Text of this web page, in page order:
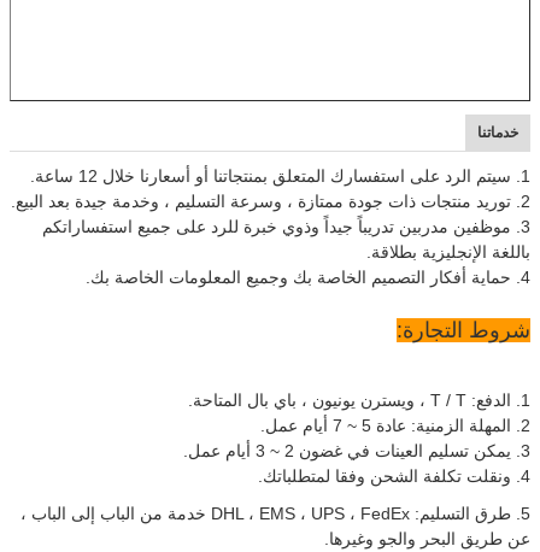
خدماتنا
1. سيتم الرد على استفسارك المتعلق بمنتجاتنا أو أسعارنا خلال 12 ساعة.
2. توريد منتجات ذات جودة ممتازة ، وسرعة التسليم ، وخدمة جيدة بعد البيع.
3. موظفين مدربين تدريباً جيداً وذوي خبرة للرد على جميع استفساراتكم
باللغة الإنجليزية بطلاقة.
4. حماية أفكار التصميم الخاصة بك وجميع المعلومات الخاصة بك.
شروط التجارة:
1. الدفع: T / T ، ويسترن يونيون ، باي بال المتاحة.
2. المهلة الزمنية: عادة 5 ~ 7 أيام عمل.
3. يمكن تسليم العينات في غضون 2 ~ 3 أيام عمل.
4. ونقلت تكلفة الشحن وفقا لمتطلباتك.
5. طرق التسليم: DHL ، EMS ، UPS ، FedEx خدمة من الباب إلى الباب ،
عن طريق البحر والجو وغيرها.